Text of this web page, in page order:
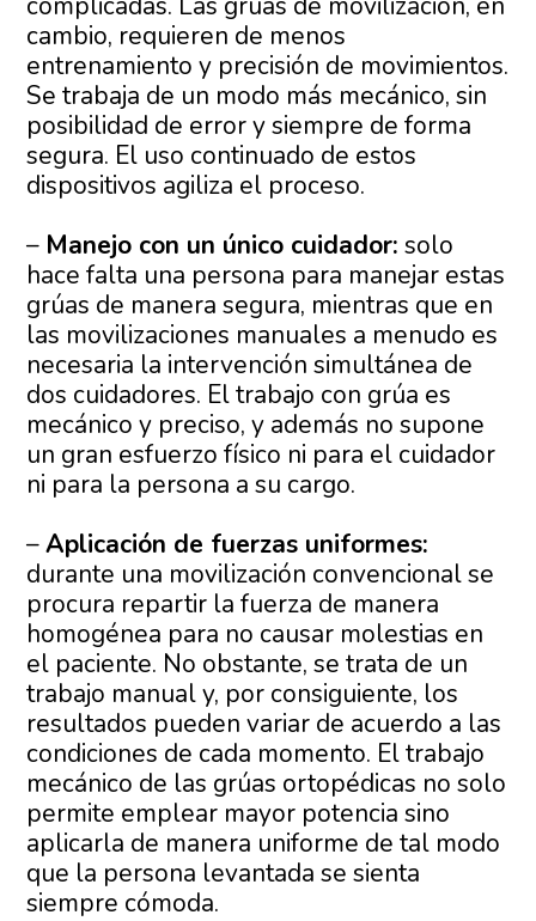
cambio, requieren de menos
entrenamiento y precisión de movimientos.
Se trabaja de un modo más mecánico, sin
posibilidad de error y siempre de forma
segura. El uso continuado de estos
dispositivos agiliza el proceso.
– Manejo con un único cuidador: solo
hace falta una persona para manejar estas
grúas de manera segura, mientras que en
las movilizaciones manuales a menudo es
necesaria la intervención simultánea de
dos cuidadores. El trabajo con grúa es
mecánico y preciso, y además no supone
un gran esfuerzo físico ni para el cuidador
ni para la persona a su cargo.
–Aplicación de fuerzas uniformes:
durante una movilización convencional se
procura repartir la fuerza de manera
homogénea para no causar molestias en
el paciente. No obstante, se trata de un
trabajo manual y, por consiguiente, los
resultados pueden variar de acuerdo a las
condiciones de cada momento. El trabajo
mecánico de las grúas ortopédicas no solo
permite emplear mayor potencia sino
aplicarla de manera uniforme de tal modo
que la persona levantada se sienta
siempre cómoda.